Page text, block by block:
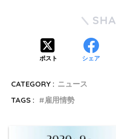
ポスト シェア
CATEGORY : ニュース
TAGS :
雇用情勢